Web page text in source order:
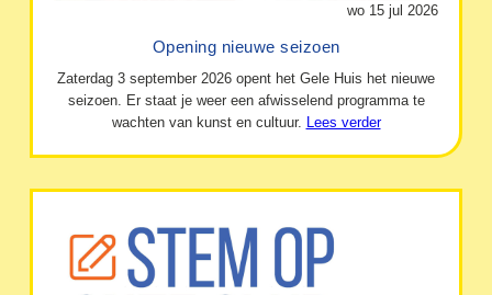
wo 15 jul 2026
Opening nieuwe seizoen
Zaterdag 3 september 2026 opent het Gele Huis het nieuwe
seizoen. Er staat je weer een afwisselend programma te
wachten van kunst en cultuur. Lees verder